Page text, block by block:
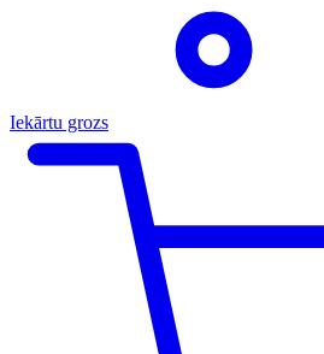
Iekārtu grozs